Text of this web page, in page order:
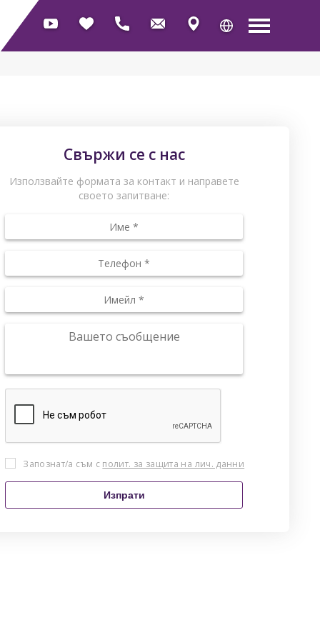
Свържи се с нас
Използвайте формата за контакт и направете
своето запитване:
Запознат/а съм с полит. за защита на лич. данни